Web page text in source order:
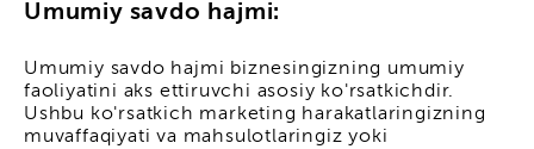
Umumiy savdo hajmi:
Umumiy savdo hajmi biznesingizning umumiy
faoliyatini aks ettiruvchi asosiy ko'rsatkichdir.
Ushbu ko'rsatkich marketing harakatlaringizning
muvaffaqiyati va mahsulotlaringiz yoki